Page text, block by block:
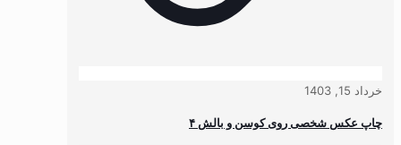
خرداد 15, 1403
چاپ عکس شخصی روی کوسن و بالش ۴